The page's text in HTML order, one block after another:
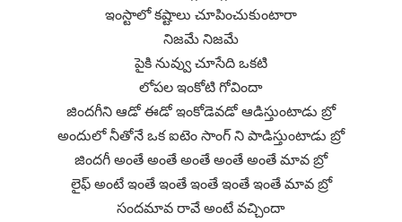
ఇంస్టాలో కష్టాలు చూపించుకుంటారా
నిజమే నిజమే
పైకి నువ్వు చూసేది ఒకటి
లోపల ఇంకోటి గోవిందా
జిందగీని ఆడో ఈడో ఇంకోడెవడో ఆడిస్తుంటాడు బ్రో
అందులో నీతోనే ఒక ఐటెం సాంగ్ ని పాడిస్తుంటాడు బ్రో
జిందగీ అంతే అంతే అంతే అంతే అంతే మావ బ్రో
లైఫ్ అంటే ఇంతే ఇంతే ఇంతే ఇంతే ఇంతే మావ బ్రో
సందమావ రావే అంటే వచ్చిందా